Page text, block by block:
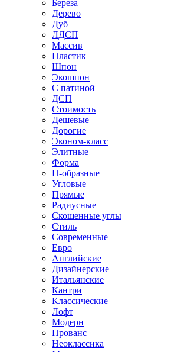
Береза
Дерево
Дуб
ЛДСП
Массив
Пластик
Шпон
Экошпон
С патиной
ДСП
Стоимость
Дешевые
Дорогие
Эконом-класс
Элитные
Форма
П-образные
Угловые
Прямые
Радиусные
Скошенные углы
Стиль
Современные
Евро
Английские
Дизайнерские
Итальянские
Кантри
Классические
Лофт
Модерн
Прованс
Неоклассика